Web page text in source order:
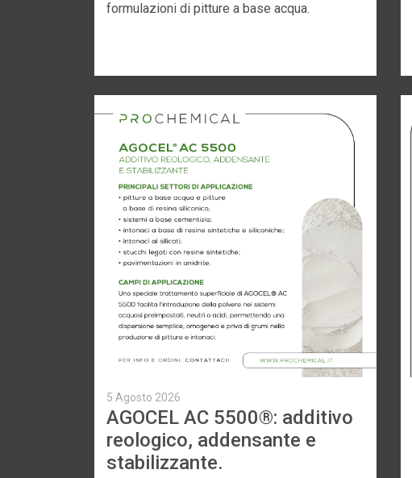
formulazioni di pitture a base acqua.
5 Agosto 2026
AGOCEL AC 5500®: additivo
reologico, addensante e
stabilizzante.